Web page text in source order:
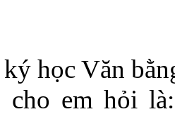
học Văn
em hỏi